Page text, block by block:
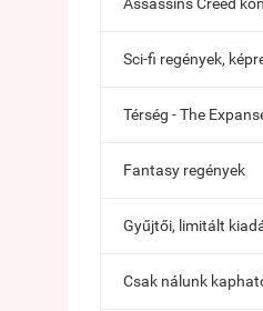
Sci-fi regények,
Térség - The
Fantasy regények
Gyűjtői, limitált
Csak nálunk